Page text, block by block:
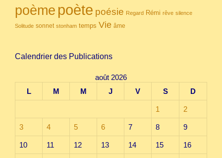
poème poète poésie Regard Rémi rêve silence
Solitude sonnet stonham temps Vie âme
Calendrier des Publications
août 2026
L
M M J V S D
1 2
3 4 5 6 7 8 9
10 11 12 13 14 15 16